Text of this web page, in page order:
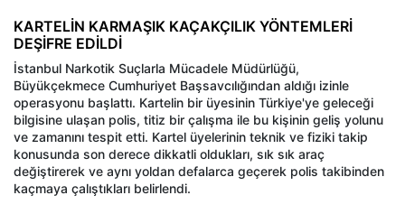
KARTELİN KARMAŞIK KAÇAKÇILIK YÖNTEMLERİ
DEŞİFRE EDİLDİ
İstanbul Narkotik Suçlarla Mücadele Müdürlüğü,
Büyükçekmece Cumhuriyet Başsavcılığından aldığı izinle
operasyonu başlattı. Kartelin bir üyesinin Türkiye'ye geleceği
bilgisine ulaşan polis, titiz bir çalışma ile bu kişinin geliş yolunu
ve zamanını tespit etti. Kartel üyelerinin teknik ve fiziki takip
konusunda son derece dikkatli oldukları, sık sık araç
değiştirerek ve aynı yoldan defalarca geçerek polis takibinden
kaçmaya çalıştıkları belirlendi.